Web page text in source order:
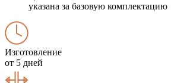
указана за базовую комплектацию
Изготовление
от 5 дней